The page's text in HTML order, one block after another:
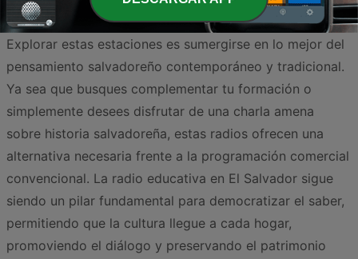
privilegiado en las ondas hertzianas.
Explorar estas estaciones es sumergirse en lo mejor del
pensamiento salvadoreño contemporáneo y tradicional.
Ya sea que busques complementar tu formación o
simplemente desees disfrutar de una charla amena
sobre historia salvadoreña, estas radios ofrecen una
alternativa necesaria frente a la programación comercial
convencional. La radio educativa en El Salvador sigue
siendo un pilar fundamental para democratizar el saber,
permitiendo que la cultura llegue a cada hogar,
promoviendo el diálogo y preservando el patrimonio